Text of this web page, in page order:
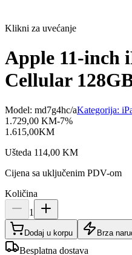
Klikni za uvećanje
Apple 11-inch
Cellular
Model: md7g4hc/aKategorija:
1.729,00 KM-7%
1.615,00KM
Ušteda 114,00 KM
Cijena sa uključenim PDV-om
Količina
1
Dodaj u korpu Brza
Besplatna dostava